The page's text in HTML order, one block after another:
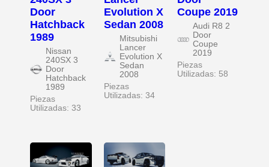
Door
Hatchback
1989
Nissan
240SX 3
Door
Hatchback
1989
Piezas
Utilizadas: 33
Evolution X
Sedan 2008
Mitsubishi
Lancer
Evolution X
Sedan
2008
Piezas
Utilizadas: 34
Coupe 2019
Audi R8 2
Door
Coupe
2019
Piezas
Utilizadas: 58